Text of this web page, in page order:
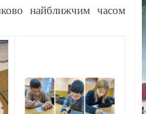
найближчим часом